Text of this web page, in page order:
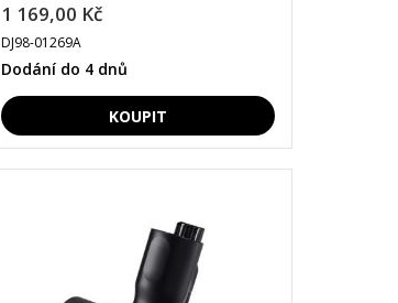
1 169,00 Kč
DJ98-01269A
Dodání do 4 dnů